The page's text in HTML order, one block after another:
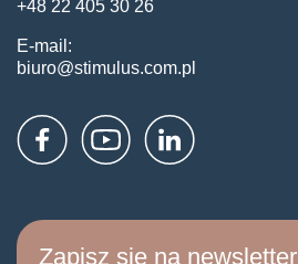
+48 22 405 30 26
E-mail:
biuro@stimulus.com.pl
Zapisz się na newsletter